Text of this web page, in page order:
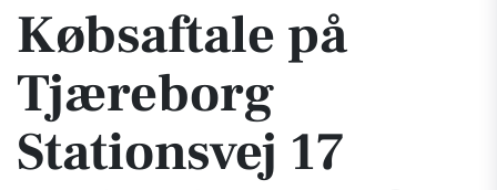
Købsaftale på
Tjæreborg
Stationsvej 17